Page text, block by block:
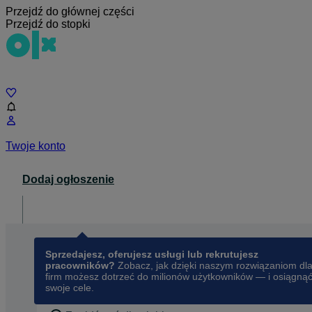
Przejdź do głównej części
Przejdź do stopki
Twoje konto
Dodaj ogłoszenie
Sprzedajesz, oferujesz usługi lub rekrutujesz
pracowników? Zobacz, jak dzięki naszym rozwiązaniom dla
firm możesz dotrzeć do milionów użytkowników — i osiągnąć
swoje cele.